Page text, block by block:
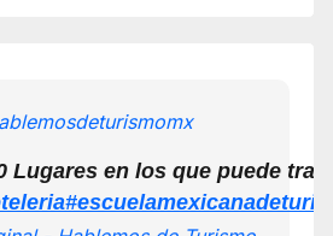
Lugares en los que puede